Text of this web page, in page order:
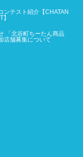
ンテスト紹介【CHATAN
「北谷町ちーたん商品
店舗募集について